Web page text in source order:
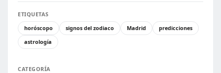
ETIQUETAS
horóscopo
signos del zodiaco Madrid
predicciones
astrología
CATEGORÍA